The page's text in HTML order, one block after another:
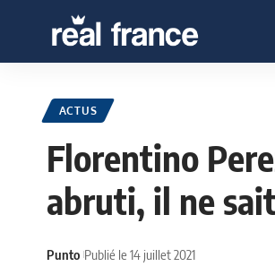
ACTUS
Florentino
abruti, il ne
Punto Publié le 14 juillet 2021